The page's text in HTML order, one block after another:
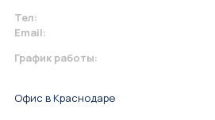
Тел:
Email:
График работы:
Офис в Краснодаре